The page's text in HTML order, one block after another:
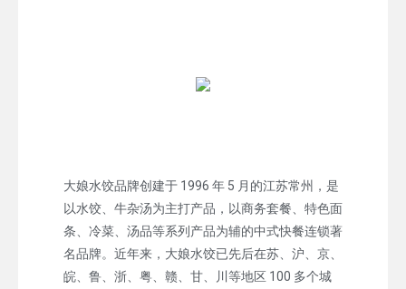
大娘水饺品牌创建于 1996 年 5 月的江苏常州，是
以水饺、牛杂汤为主打产品，以商务套餐、特色面
条、冷菜、汤品等系列产品为辅的中式快餐连锁著
名品牌。近年来，大娘水饺已先后在苏、沪、京、
皖、鲁、浙、粤、赣、甘、川等地区 100 多个城